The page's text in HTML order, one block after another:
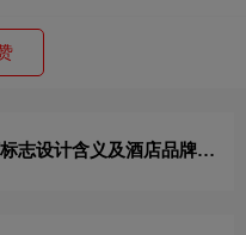
志设计含义及酒店品牌设